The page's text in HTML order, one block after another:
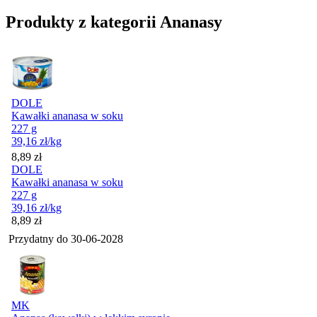
Produkty z kategorii Ananasy
DOLE
Kawałki ananasa w soku
227 g
39,16 zł/kg
Cena
8,89 zł
DOLE
Kawałki ananasa w soku
227 g
39,16 zł/kg
Cena
8,89 zł
Przydatny do 30-06-2028
MK